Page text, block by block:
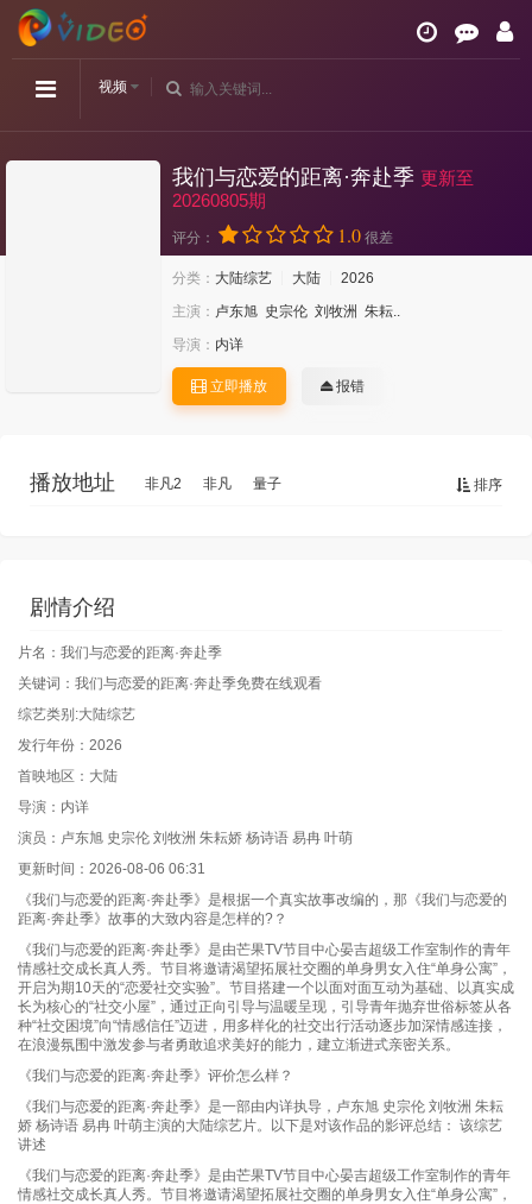
视频
我们与恋爱的距离·奔赴季 更新至
20260805期
评分： 1.0 很差
分类： 大陆综艺 大陆
2026
主演： 卢东旭 史宗伦 刘牧洲 朱耘..
导演： 内详
立即播放 报错
排序
播放地址 非凡2 非凡 量子
剧情介绍
片名：我们与恋爱的距离·奔赴季
关键词：我们与恋爱的距离·奔赴季免费在线观看
综艺类别:大陆综艺
发行年份：2026
首映地区：大陆
导演：内详
演员：卢东旭 史宗伦 刘牧洲 朱耘娇 杨诗语 易冉 叶萌
更新时间：2026-08-06 06:31
《我们与恋爱的距离·奔赴季》是根据一个真实故事改编的，那《我们与恋爱的
距离·奔赴季》故事的大致内容是怎样的?？
《我们与恋爱的距离·奔赴季》是由芒果TV节目中心晏吉超级工作室制作的青年
情感社交成长真人秀。节目将邀请渴望拓展社交圈的单身男女入住“单身公寓”，
开启为期10天的“恋爱社交实验”。节目搭建一个以面对面互动为基础、以真实成
长为核心的“社交小屋”，通过正向引导与温暖呈现，引导青年抛弃世俗标签从各
种“社交困境”向“情感信任”迈进，用多样化的社交出行活动逐步加深情感连接，
在浪漫氛围中激发参与者勇敢追求美好的能力，建立渐进式亲密关系。
《我们与恋爱的距离·奔赴季》评价怎么样？
《我们与恋爱的距离·奔赴季》是一部由内详执导，卢东旭 史宗伦 刘牧洲 朱耘
娇 杨诗语 易冉 叶萌主演的大陆综艺片。以下是对该作品的影评总结： 该综艺
讲述
《我们与恋爱的距离·奔赴季》是由芒果TV节目中心晏吉超级工作室制作的青年
情感社交成长真人秀。节目将邀请渴望拓展社交圈的单身男女入住“单身公寓”，